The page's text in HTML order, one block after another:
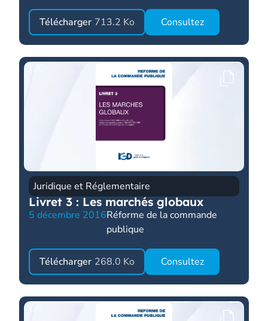
Télécharger 713.2 Ko Consultez
Juridique et Réglementaire
Livret 3 : Les marchés globaux
5 décembre 2016Réforme de la commande
publique
Télécharger 268.0 Ko Consultez